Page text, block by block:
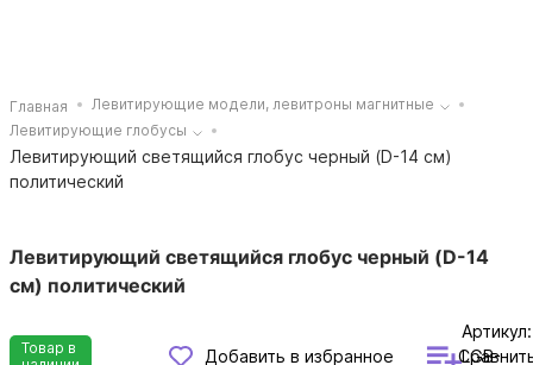
Главная
Левитирующие модели, левитроны магнитные
Левитирующие глобусы
Левитирующий светящийся глобус черный (D-14 см)
политический
Левитирующий светящийся глобус черный (D-14
см) политический
Товар в
Добавить в избранное
Артикул:
LGB-